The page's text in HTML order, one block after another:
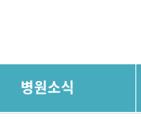
병원소식